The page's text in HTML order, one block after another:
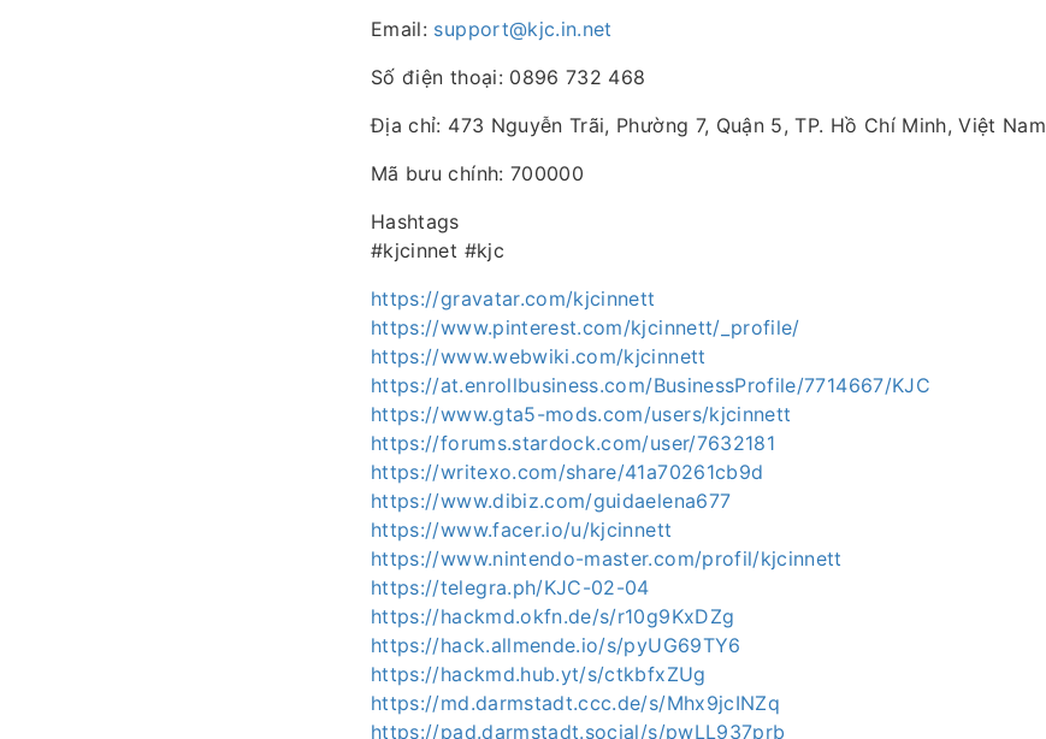
Email: support@kjc.in.net
Số điện thoại: 0896 732 468
Địa chỉ: 473 Nguyễn Trãi, Phường 7, Quận 5, TP. Hồ Chí Minh, Việt Nam
Mã bưu chính: 700000
Hashtags
#kjcinnet #kjc
https://gravatar.com/kjcinnett
https://www.pinterest.com/kjcinnett/_profile/
https://www.webwiki.com/kjcinnett
https://at.enrollbusiness.com/BusinessProfile/7714667/KJC
https://www.gta5-mods.com/users/kjcinnett
https://forums.stardock.com/user/7632181
https://writexo.com/share/41a70261cb9d
https://www.dibiz.com/guidaelena677
https://www.facer.io/u/kjcinnett
https://www.nintendo-master.com/profil/kjcinnett
https://telegra.ph/KJC-02-04
https://hackmd.okfn.de/s/r10g9KxDZg
https://hack.allmende.io/s/pyUG69TY6
https://hackmd.hub.yt/s/ctkbfxZUg
https://md.darmstadt.ccc.de/s/Mhx9jcINZq
https://pad.darmstadt.social/s/pwLL937prb